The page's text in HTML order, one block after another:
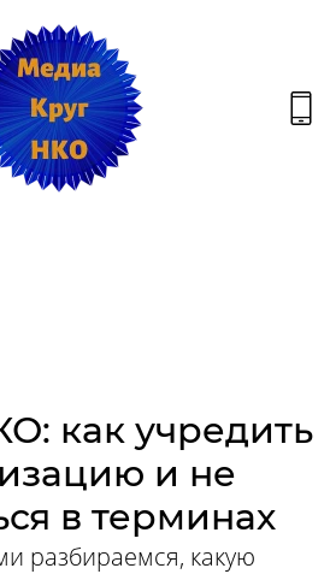
как учредить
и не
в терминах
разбираемся, какую